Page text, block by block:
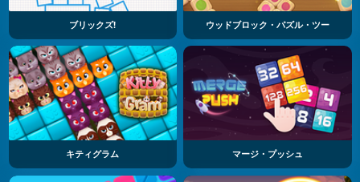
ブリックズ! ウッドブロック・パズル・ツー
キティグラム マージ・プッシュ